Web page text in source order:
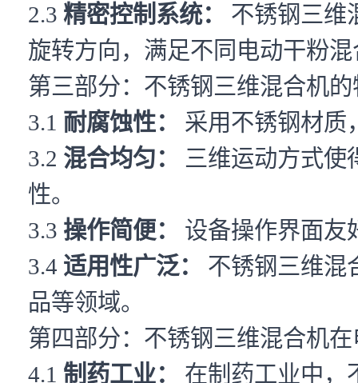
2.3 精密控制系统：
不锈钢三维
旋转方向，满足不同电动干粉
第三部分：不锈钢三维混合机的
3.1 耐腐蚀性：
采用不锈钢材质
3.2 混合均匀：
三维运动方式使
性。
3.3 操作简便：
设备操作界面友
3.4 适用性广泛：
不锈钢三维混
品等领域。
第四部分：不锈钢三维混合机
4.1 制药工业：
在制药工业中，